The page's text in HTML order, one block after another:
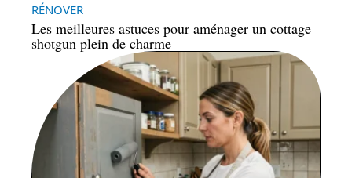
RÉNOVER
Les meilleures astuces pour aménager un cottage
shotgun plein de charme